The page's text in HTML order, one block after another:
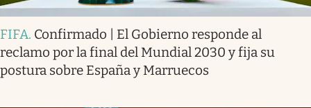
FIFA. Confirmado | El Gobierno responde al
reclamo por la final del Mundial 2030 y fija su
postura sobre España y Marruecos